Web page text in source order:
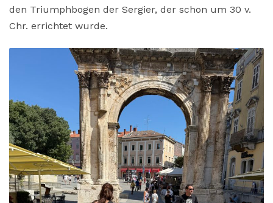
den Triumphbogen der Sergier, der schon um 30 v.
Chr. errichtet wurde.